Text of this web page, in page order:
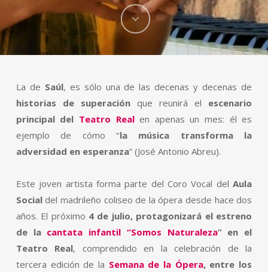
La de Saúl, es sólo una de las decenas y decenas de
historias de superaciónque reunirá el escenario
principal del Teatro Realen apenas un mes: él es
ejemplo de cómo “la música transforma la
adversidad en esperanza” (José Antonio Abreu).
Este joven artista forma parte del Coro Vocal delAula
Socialdel madrileño coliseo de la ópera desde hace dos
años. El próximo 4 de julio, protagonizará el estreno
de la cantata infantil “Somos Naturaleza” en el
Teatro Real, comprendido en la celebración de la
tercera edición de la Semana de la Ópera, entre los